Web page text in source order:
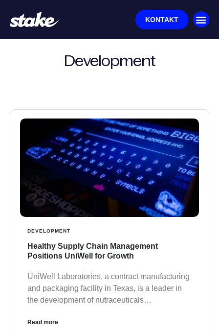
KONTAKT
Development
DEVELOPMENT
Healthy Supply Chain Management
Positions UniWell for Growth
UniWell Laboratories, a contract manufacturing
and packaging facility in Texas, is a leader in
the development of nutraceuticals…
Read more